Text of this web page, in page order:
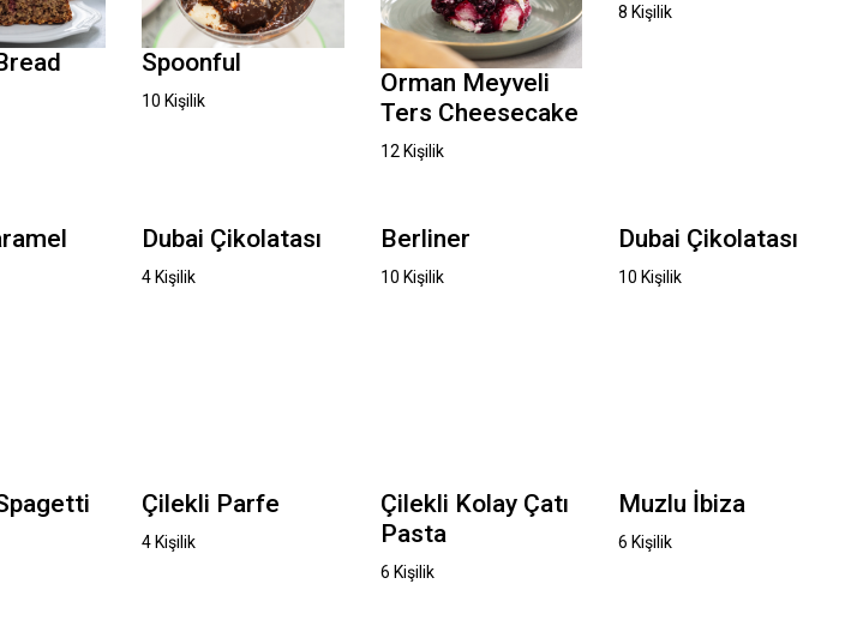
Spoonful
10 Kişilik
Orman Meyveli
Ters Cheesecake
12 Kişilik
8 Kişilik
Dubai Çikolatası
4 Kişilik
Berliner
10 Kişilik
Dubai Çikolatası
10 Kişilik
Çilekli Parfe
4 Kişilik
Çilekli Kolay Çatı
Pasta
6 Kişilik
Muzlu İbiza
6 Kişilik